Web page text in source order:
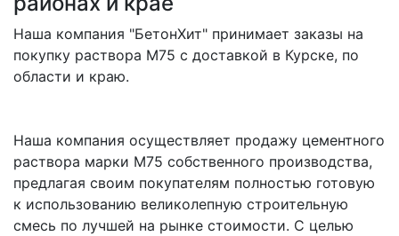
Наша компания "БетонХит" принимает заказы на
покупку раствора M75 с доставкой в Курске, по
области и краю.
Наша компания осуществляет продажу цементного
раствора марки M75 собственного производства,
предлагая своим покупателям полностью готовую
к использованию великолепную строительную
смесь по лучшей на рынке стоимости. С целью